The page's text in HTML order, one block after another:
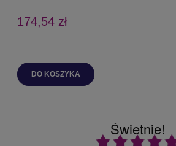
174,54 zł
DO KOSZYKA
Świetnie!
Ocena średnia 4.9 na 5